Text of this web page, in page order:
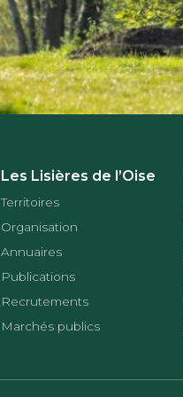
Les Lisières de l’Oise
Territoires
Organisation
Annuaires
Publications
Recrutements
Marchés publics